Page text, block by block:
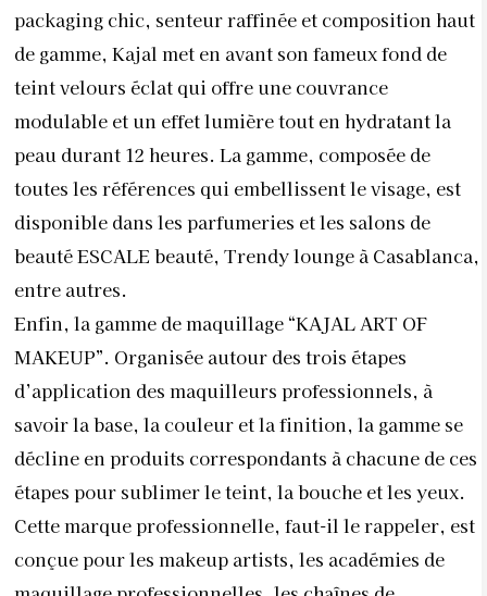
packaging chic, senteur raffinée et composition haut
de gamme, Kajal met en avant son fameux fond de
teint velours éclat qui offre une couvrance
modulable et un effet lumière tout en hydratant la
peau durant 12 heures. La gamme, composée de
toutes les références qui embellissent le visage, est
disponible dans les parfumeries et les salons de
beauté ESCALE beauté, Trendy lounge à Casablanca,
entre autres.
Enfin, la gamme de maquillage “KAJAL ART OF
MAKEUP”. Organisée autour des trois étapes
d’application des maquilleurs professionnels, à
savoir la base, la couleur et la finition, la gamme se
décline en produits correspondants à chacune de ces
étapes pour sublimer le teint, la bouche et les yeux.
Cette marque professionnelle, faut-il le rappeler, est
conçue pour les makeup artists, les académies de